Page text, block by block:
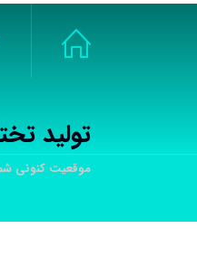
تولید
موقعیت کنونی